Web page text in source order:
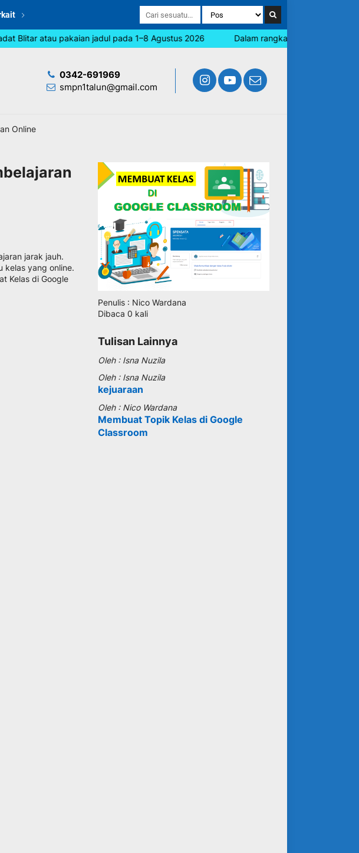
atau pakaian jadul pada 1–8 Agustus 2026 Dalam rangka memperingati Hari
0342-691969
smpn1talun@gmail.com
Online
jarak jauh.
kelas yang online.
Kelas di Google
Penulis : Nico Wardana
Dibaca 0 kali
Tulisan Lainnya
Oleh : Isna Nuzila
Oleh : Isna Nuzila
kejuaraan
Oleh : Nico Wardana
Membuat Topik Kelas di Google
Classroom